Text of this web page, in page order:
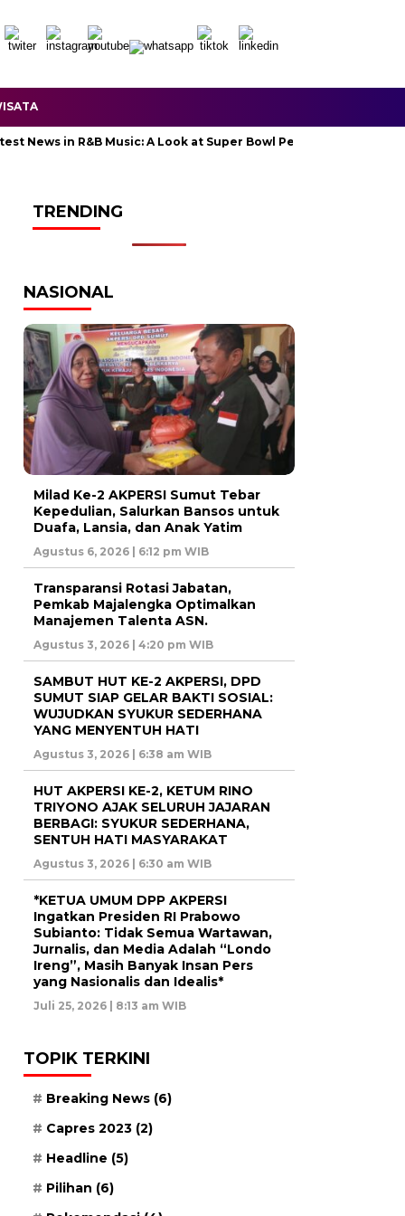
in R&B Music: A Look at Super Bowl Performances, New
TRENDING
NASIONAL
Milad Ke-2 AKPERSI Sumut Tebar
Kepedulian, Salurkan Bansos untuk
Duafa, Lansia, dan Anak Yatim
Agustus 6, 2026 | 6:12 pm WIB
Transparansi Rotasi Jabatan,
Pemkab Majalengka Optimalkan
Manajemen Talenta ASN.
Agustus 3, 2026 | 4:20 pm WIB
SAMBUT HUT KE-2 AKPERSI, DPD
SUMUT SIAP GELAR BAKTI SOSIAL:
WUJUDKAN SYUKUR SEDERHANA
YANG MENYENTUH HATI
Agustus 3, 2026 | 6:38 am WIB
HUT AKPERSI KE-2, KETUM RINO
TRIYONO AJAK SELURUH JAJARAN
BERBAGI: SYUKUR SEDERHANA,
SENTUH HATI MASYARAKAT
Agustus 3, 2026 | 6:30 am WIB
*KETUA UMUM DPP AKPERSI
Ingatkan Presiden RI Prabowo
Subianto: Tidak Semua Wartawan,
Jurnalis, dan Media Adalah “Londo
Ireng”, Masih Banyak Insan Pers
yang Nasionalis dan Idealis*
Juli 25, 2026 | 8:13 am WIB
TOPIK TERKINI
Breaking News (6)
Capres 2023 (2)
Headline (5)
Pilihan (6)